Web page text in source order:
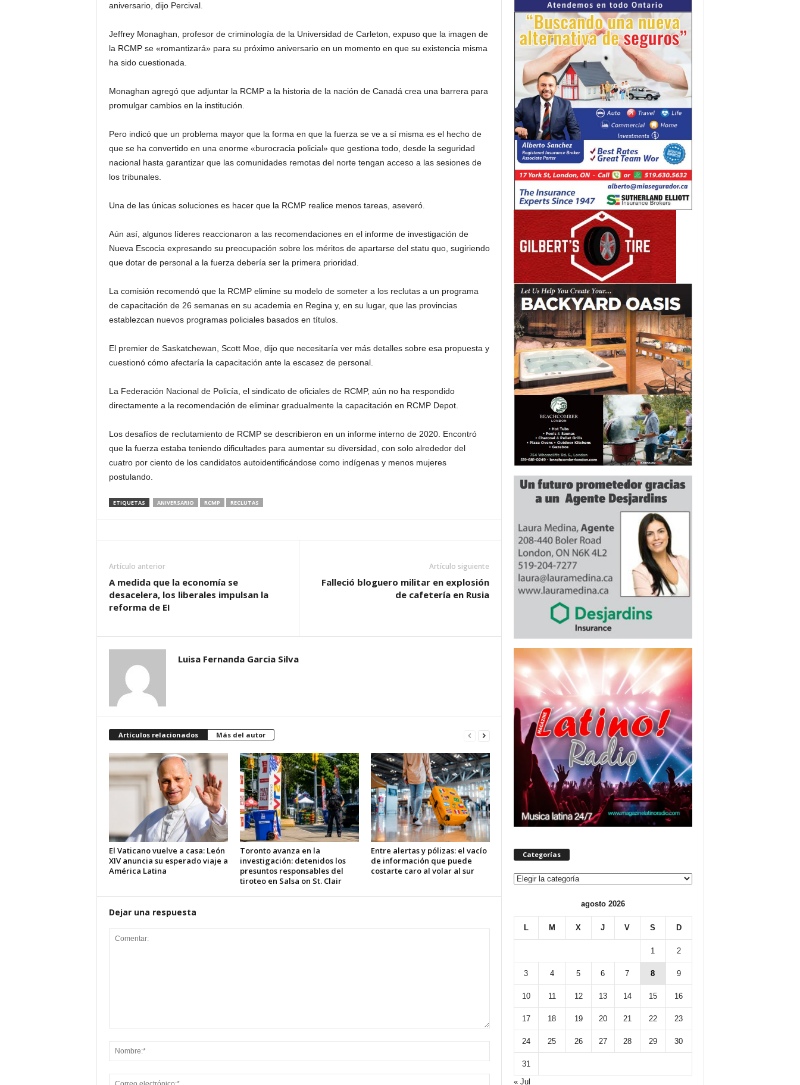
aniversario, dijo Percival.
Jeffrey Monaghan, profesor de criminología de la Universidad de Carleton, expuso que la imagen de
la RCMP se «romantizará» para su próximo aniversario en un momento en que su existencia misma
ha sido cuestionada.
Monaghan agregó que adjuntar la RCMP a la historia de la nación de Canadá crea una barrera para
promulgar cambios en la institución.
Pero indicó que un problema mayor que la forma en que la fuerza se ve a sí misma es el hecho de
que se ha convertido en una enorme «burocracia policial» que gestiona todo, desde la seguridad
nacional hasta garantizar que las comunidades remotas del norte tengan acceso a las sesiones de
los tribunales.
Una de las únicas soluciones es hacer que la RCMP realice menos tareas, aseveró.
Aún así, algunos líderes reaccionaron a las recomendaciones en el informe de investigación de
Nueva Escocia expresando su preocupación sobre los méritos de apartarse del statu quo, sugiriendo
que dotar de personal a la fuerza debería ser la primera prioridad.
La comisión recomendó que la RCMP elimine su modelo de someter a los reclutas a un programa
de capacitación de 26 semanas en su academia en Regina y, en su lugar, que las provincias
establezcan nuevos programas policiales basados ​​en títulos.
El premier de Saskatchewan, Scott Moe, dijo que necesitaría ver más detalles sobre esa propuesta y
cuestionó cómo afectaría la capacitación ante la escasez de personal.
La Federación Nacional de Policía, el sindicato de oficiales de RCMP, aún no ha respondido
directamente a la recomendación de eliminar gradualmente la capacitación en RCMP Depot.
Los desafíos de reclutamiento de RCMP se describieron en un informe interno de 2020. Encontró
que la fuerza estaba teniendo dificultades para aumentar su diversidad, con solo alrededor del
cuatro por ciento de los candidatos autoidentificándose como indígenas y menos mujeres
postulando.
ETIQUETAS ANIVERSARIO RCMP RECLUTAS
Artículo anterior
A medida que la economía se
desacelera, los liberales impulsan la
reforma de EI
Artículo siguiente
Falleció bloguero militar en explosión
de cafetería en Rusia
Luisa Fernanda Garcia Silva
Artículos relacionados Más del autor
El Vaticano vuelve a casa: León
XIV anuncia su esperado viaje a
América Latina
Toronto avanza en la
investigación: detenidos los
presuntos responsables del
tiroteo en Salsa on St. Clair
Entre alertas y pólizas: el vacío
de información que puede
costarte caro al volar al sur
Dejar una respuesta
Categorías
Categorías
agosto 2026
L M X J V S D
1 2
3 4 5 6 7 8 9
10 11 12 13 14 15 16
17 18 19 20 21 22 23
24 25 26 27 28 29 30
31
« Jul